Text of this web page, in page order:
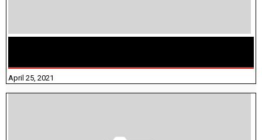
April 25, 2021